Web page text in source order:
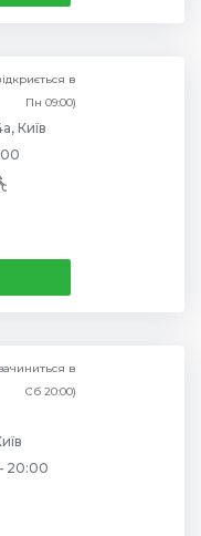
в
Пн 09:00)
Київ
в
Сб 20:00)
20:00